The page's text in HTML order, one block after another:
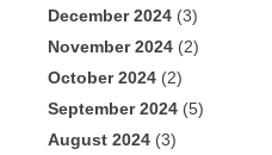
December 2024 (3)
November 2024 (2)
October 2024 (2)
September 2024 (5)
August 2024 (3)